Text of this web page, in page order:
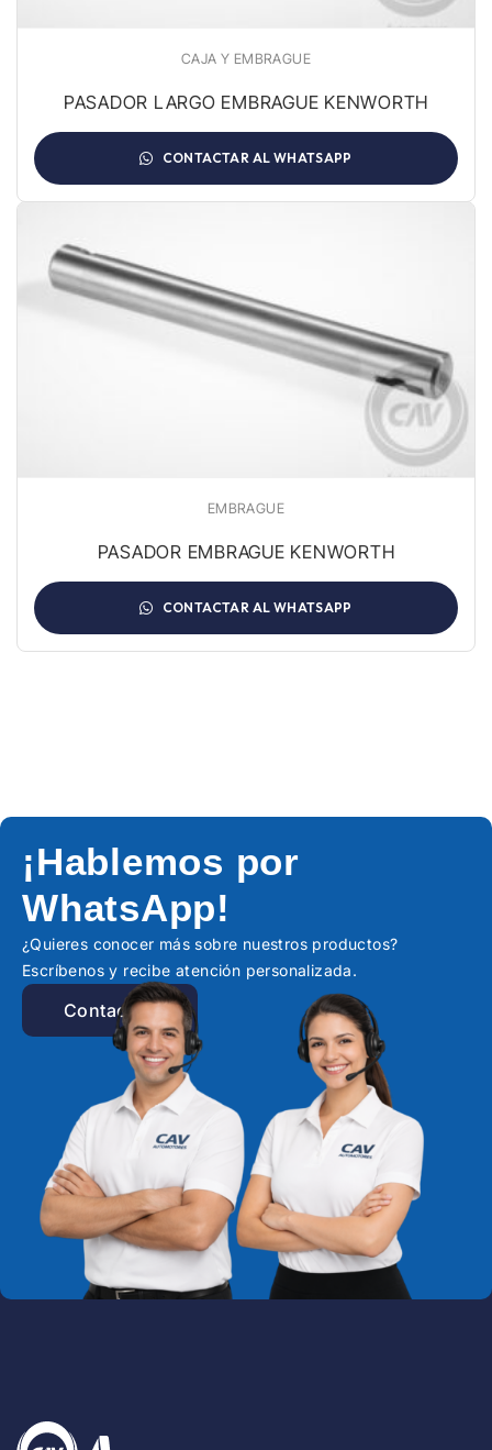
CAJA Y EMBRAGUE
PASADOR LARGO EMBRAGUE KENWORTH
CONTACTAR AL WHATSAPP
EMBRAGUE
PASADOR EMBRAGUE KENWORTH
CONTACTAR AL WHATSAPP
¡Hablemos por
WhatsApp!
¿Quieres conocer más sobre nuestros productos?
Escríbenos y recibe atención personalizada.
Contactar!